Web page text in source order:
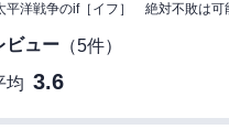
平洋戦争のif［イフ］ 絶対不敗は可
ビュー （5件）
均 3.6